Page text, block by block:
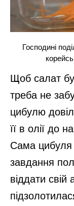
Господині
Щоб салат
треба не
цибулю
її в олії до
Сама цибуля
завдання
віддати